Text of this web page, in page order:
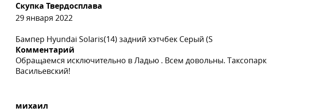
Скупка Твердосплава
29 января 2022
Бампер Hyundai Solaris(14) задний хэтчбек Серый (S
Комментарий
Обращаемся исключительно в Ладью . Всем довольны. Таксопарк
Васильевский!
михаил